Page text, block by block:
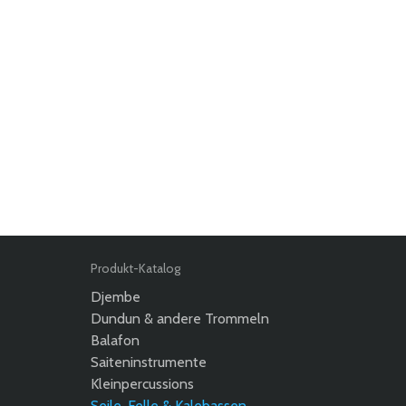
Produkt-Katalog
Djembe
Dundun & andere Trommeln
Balafon
Saiteninstrumente
Kleinpercussions